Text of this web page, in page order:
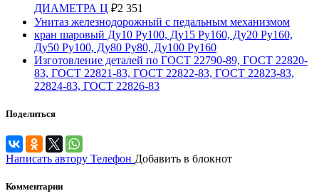
ДИАМЕТРА Ц ₽2 351
Унитаз железнодорожный с педальным механизмом
кран шаровый Ду10 Ру100, Ду15 Ру160, Ду20 Ру160,
Ду50 Ру100, Ду80 Ру80, Ду100 Ру160
Изготовление деталей по ГОСТ 22790-89, ГОСТ 22820-
83, ГОСТ 22821-83, ГОСТ 22822-83, ГОСТ 22823-83,
22824-83, ГОСТ 22826-83
Поделиться
Написать автору Телефон Добавить в блокнот
Комментарии